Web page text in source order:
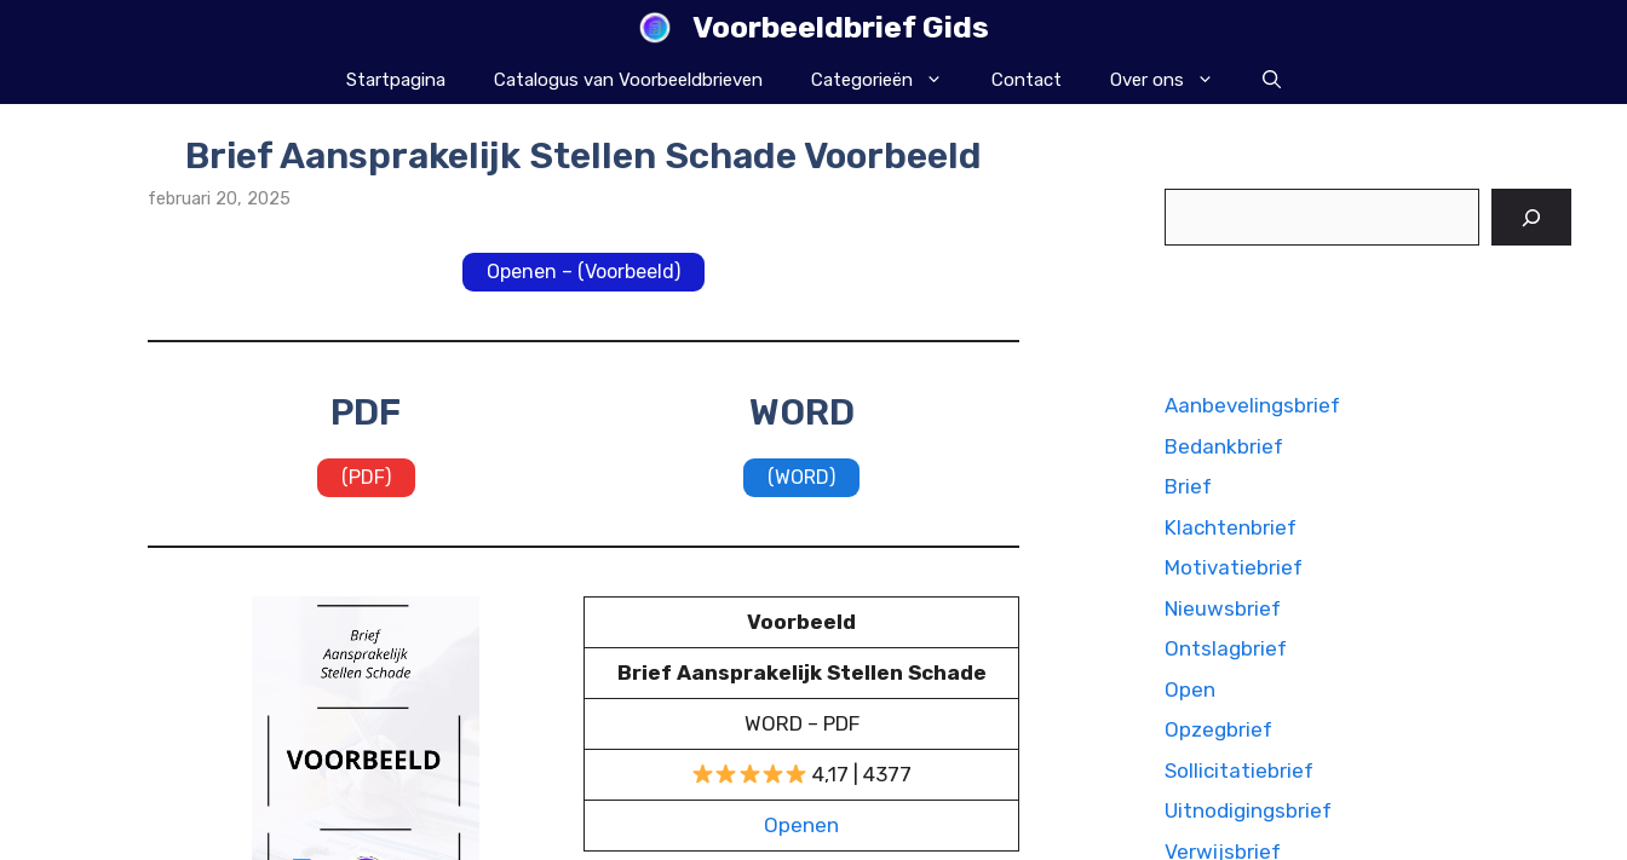
inhoud
Voorbeeldbrief Gids
Startpagina Catalogus van Voorbeeldbrieven Categorieën Contact Over ons
Brief Aansprakelijk Stellen Schade Voorbeeld
februari 20, 2025
Openen – (Voorbeeld)
PDF
(PDF)
WORD
(WORD)
Voorbeeld
Brief Aansprakelijk Stellen Schade
WORD – PDF
4,17 | 4377
Openen
Aanbevelingsbrief
Bedankbrief
Brief
Klachtenbrief
Motivatiebrief
Nieuwsbrief
Ontslagbrief
Open
Opzegbrief
Sollicitatiebrief
Uitnodigingsbrief
Verwijsbrief